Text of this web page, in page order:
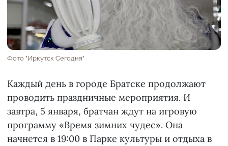
Фото "Иркутск Сегодня"
Каждый день в городе Братске продолжают
проводить праздничные мероприятия. И
завтра, 5 января, братчан ждут на игровую
программу «Время зимних чудес». Она
начнется в 19:00 в Парке культуры и отдыха в